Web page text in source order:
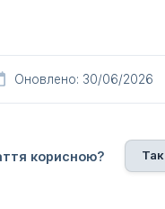
Оновлено: 30/06/2026
корисною? Так